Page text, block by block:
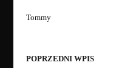
Tommy
POPRZEDNI WPIS